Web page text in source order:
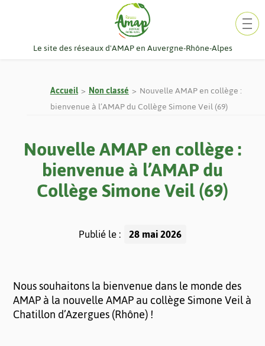
Le site des réseaux d'AMAP en Auvergne-Rhône-Alpes
Accueil Non classé
Nouvelle AMAP en collège :
bienvenue à l’AMAP du Collège Simone Veil (69)
Nouvelle AMAP en collège :
bienvenue à l’AMAP du
Collège Simone Veil (69)
Publié le : 28 mai 2026
Nous souhaitons la bienvenue dans le monde des
AMAP à la nouvelle AMAP au collège Simone Veil à
Chatillon d’Azergues (Rhône) !